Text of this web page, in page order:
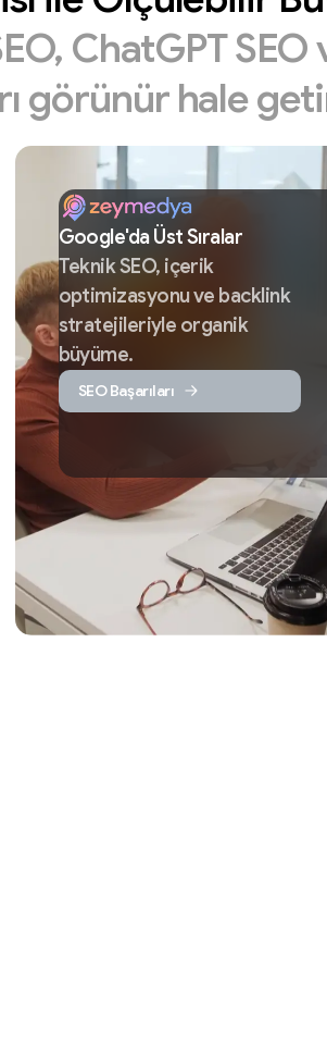
ChatGPTSEO
görünür hale
Google'daÜstSıralar
TeknikSEO, içerik
optimizasyonuve backlink
stratejileriyle organik
büyüme.
SEO Başarıları